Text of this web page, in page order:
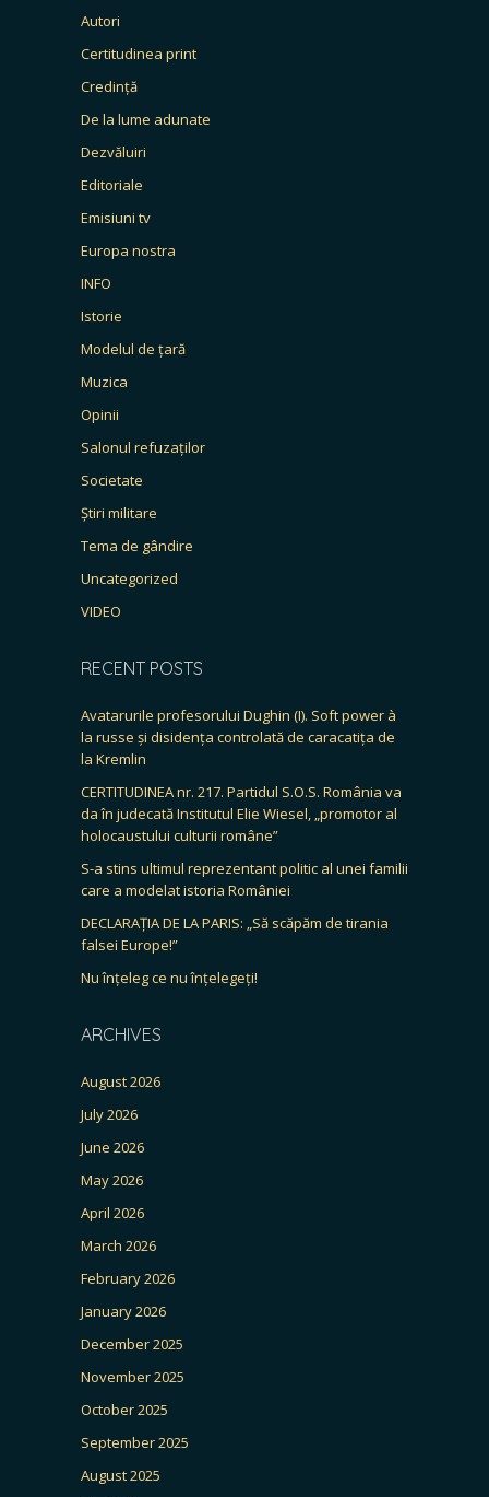
Autori
Certitudinea print
Credință
De la lume adunate
Dezvăluiri
Editoriale
Emisiuni tv
Europa nostra
INFO
Istorie
Modelul de țară
Muzica
Opinii
Salonul refuzaților
Societate
Știri militare
Tema de gândire
Uncategorized
VIDEO
RECENT POSTS
Avatarurile profesorului Dughin (I). Soft power à
la russe și disidența controlată de caracatița de
la Kremlin
CERTITUDINEA nr. 217. Partidul S.O.S. România va
da în judecată Institutul Elie Wiesel, „promotor al
holocaustului culturii române”
S-a stins ultimul reprezentant politic al unei familii
care a modelat istoria României
DECLARAȚIA DE LA PARIS: „Să scăpăm de tirania
falsei Europe!”
Nu înțeleg ce nu înțelegeți!
ARCHIVES
August 2026
July 2026
June 2026
May 2026
April 2026
March 2026
February 2026
January 2026
December 2025
November 2025
October 2025
September 2025
August 2025